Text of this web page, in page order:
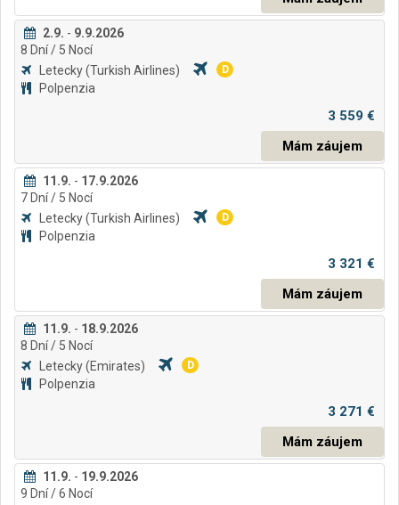
2.9. - 9.9.2026
8 Dní/ 5 Nocí
Letecky(Turkish Airlines) D
Polpenzia
3 559 €
Mám záujem
11.9. - 17.9.2026
7 Dní/ 5 Nocí
Letecky(Turkish Airlines) D
Polpenzia
3 321 €
Mám záujem
11.9. - 18.9.2026
8 Dní/ 5 Nocí
Letecky(Emirates) D
Polpenzia
3 271 €
Mám záujem
11.9. - 19.9.2026
9 Dní/ 6 Nocí